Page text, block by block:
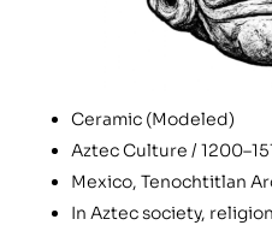
Ceramic (Modeled)
Aztec Culture /
Mexico, Tenochtitlan
In Aztec society,